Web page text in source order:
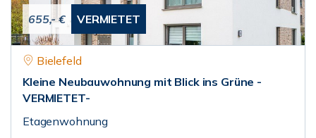
655,- € VERMIETET
Bielefeld
Kleine Neubauwohnung mit Blick ins Grüne -
VERMIETET-
Etagenwohnung